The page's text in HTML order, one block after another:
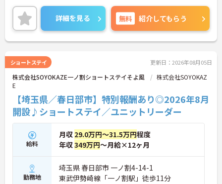
ある方には、面接対策ポイントなど、さらに詳細を
ご案内しますのでお気軽にご相談ください！
詳細を見る 無料 紹介してもらう
ショートステイ 更新日：2026年08月05日
株式会社SOYOKAZE一ノ割ショートステイそよ風
株式会社SOYOKAZ
E
【埼玉県／春日部市】特別報酬あり◎2026年8月
開設♪ショートステイ／ユニットリーダー
給料
月収 29.0万円～31.5万円程度
年収349万円～月給×12ヶ月
勤務地
埼玉県 春日部市 一ノ割4-14-1
東武伊勢崎線「一ノ割駅」徒歩11分